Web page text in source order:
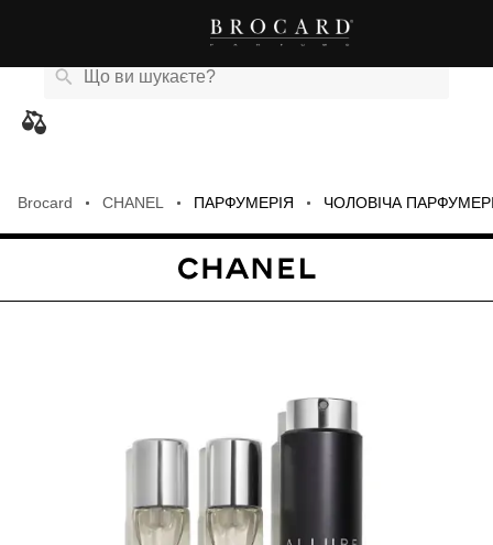
Brocard CHANEL ПАРФУМЕРІЯ ЧОЛОВІЧА